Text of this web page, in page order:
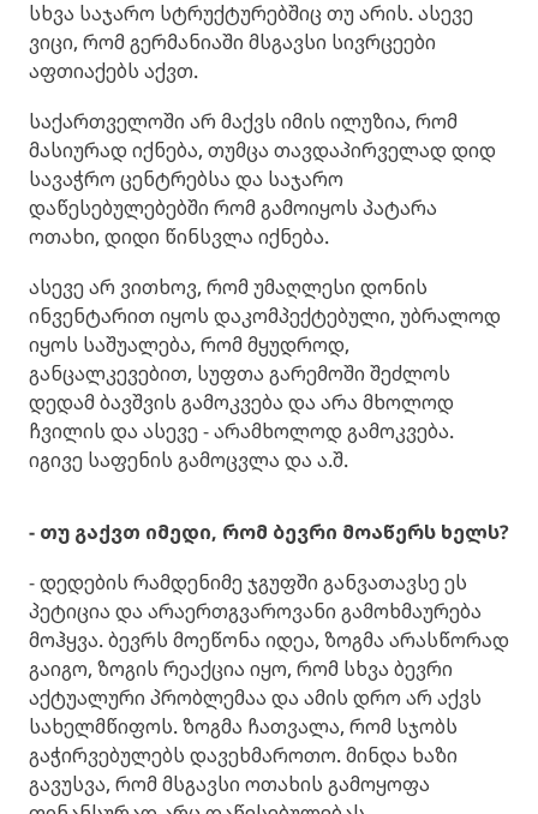
სხვა საჯარო სტრუქტურებშიც თუ არის. ასევე
ვიცი, რომ გერმანიაში მსგავსი სივრცეები
აფთიაქებს აქვთ.
საქართველოში არ მაქვს იმის ილუზია, რომ
მასიურად იქნება, თუმცა თავდაპირველად დიდ
სავაჭრო ცენტრებსა და საჯარო
დაწესებულებებში რომ გამოიყოს პატარა
ოთახი, დიდი წინსვლა იქნება.
ასევე არ ვითხოვ, რომ უმაღლესი დონის
ინვენტარით იყოს დაკომპექტებული, უბრალოდ
იყოს საშუალება, რომ მყუდროდ,
განცალკევებით, სუფთა გარემოში შეძლოს
დედამ ბავშვის გამოკვება და არა მხოლოდ
ჩვილის და ასევე - არამხოლოდ გამოკვება.
იგივე საფენის გამოცვლა და ა.შ.
- თუ გაქვთ იმედი, რომ ბევრი მოაწერს ხელს?
- დედების რამდენიმე ჯგუფში განვათავსე ეს
პეტიცია და არაერთგვაროვანი გამოხმაურება
მოჰყვა. ბევრს მოეწონა იდეა, ზოგმა არასწორად
გაიგო, ზოგის რეაქცია იყო, რომ სხვა ბევრი
აქტუალური პრობლემაა და ამის დრო არ აქვს
სახელმწიფოს. ზოგმა ჩათვალა, რომ სჯობს
გაჭირვებულებს დავეხმაროთო. მინდა ხაზი
გავუსვა, რომ მსგავსი ოთახის გამოყოფა